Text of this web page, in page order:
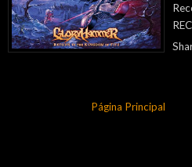
Página Principal